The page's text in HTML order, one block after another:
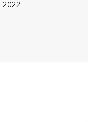
2022